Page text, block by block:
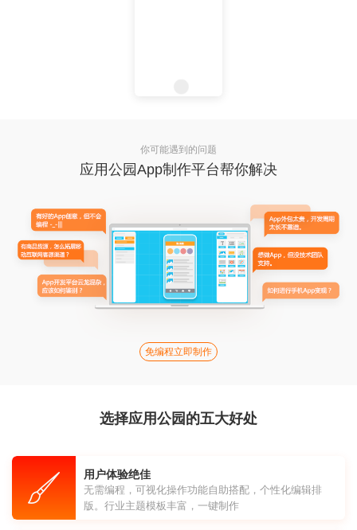
你可能遇到的问题
应用公园App制作平台帮你解决
免编程立即制作
选择应用公园的五大好处
用户体验绝佳
无需编程，可视化操作功能自助搭配，个性化编辑排
版。行业主题模板丰富，一键制作